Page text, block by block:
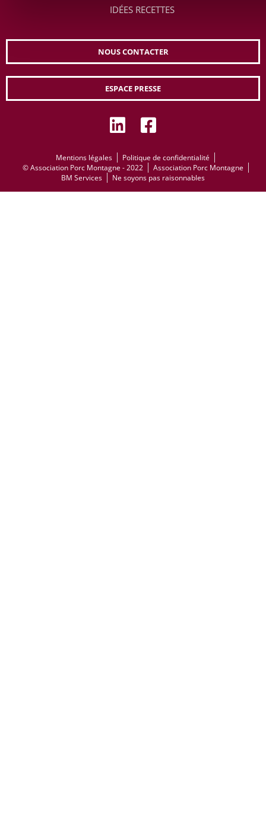
IDÉES RECETTES
NOUS CONTACTER
ESPACE PRESSE
Mentions légales
Politique de confidentialité
© Association Porc Montagne - 2022
Association Porc Montagne
BM Services
Ne soyons pas raisonnables